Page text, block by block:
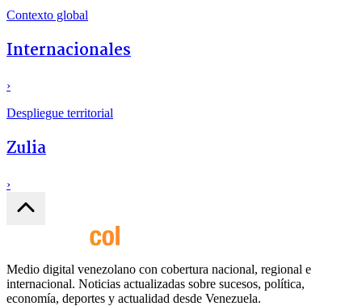
Contexto global
Internacionales
›
Despliegue territorial
Zulia
›
Medio digital venezolano con cobertura nacional, regional e
internacional. Noticias actualizadas sobre sucesos, política,
economía, deportes y actualidad desde Venezuela.